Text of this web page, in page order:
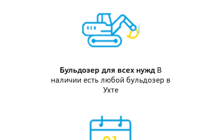
Бульдозер для всех нужд В
наличии есть любой бульдозер в
Ухте